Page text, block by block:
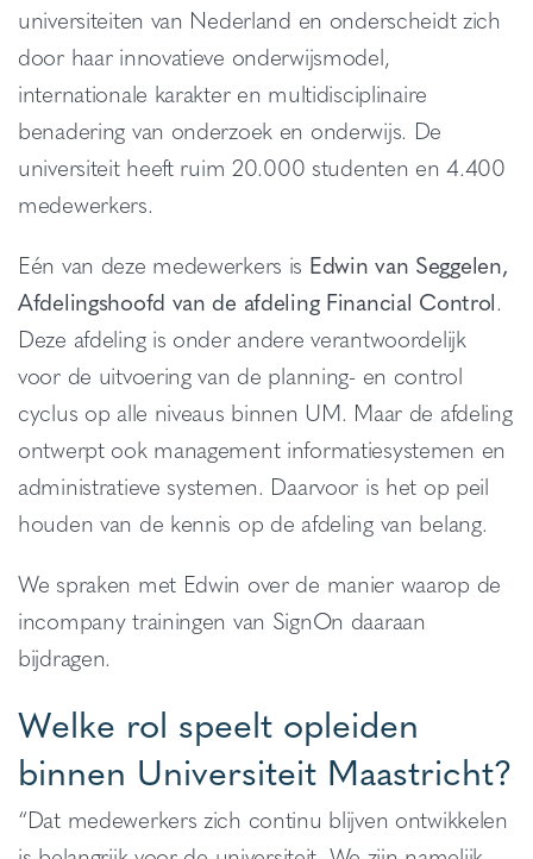
universiteiten van Nederland en onderscheidt zich
door haar innovatieve onderwijsmodel,
internationale karakter en multidisciplinaire
benadering van onderzoek en onderwijs. De
universiteit heeft ruim 20.000 studenten en 4.400
medewerkers.
Eén van deze medewerkers is Edwin van Seggelen,
Afdelingshoofd van de afdeling Financial Control.
Deze afdeling is onder andere verantwoordelijk
voor de uitvoering van de planning- en control
cyclus op alle niveaus binnen UM. Maar de afdeling
ontwerpt ook management informatiesystemen en
administratieve systemen. Daarvoor is het op peil
houden van de kennis op de afdeling van belang.
We spraken met Edwin over de manier waarop de
incompany trainingen van SignOn daaraan
bijdragen.
Welke rol speelt opleiden
binnen Universiteit Maastricht?
“Dat medewerkers zich continu blijven ontwikkelen